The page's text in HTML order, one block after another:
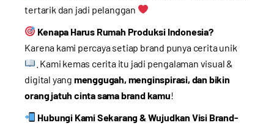
tertarik dan jadi pelanggan
Kenapa Harus Rumah Produksi Indonesia?
Karena kami percaya setiap brand punya cerita unik
. Kami kemas cerita itu jadi pengalaman visual &
digital yang menggugah, menginspirasi, dan bikin
orang jatuh cinta sama brand kamu!
Hubungi Kami Sekarang & Wujudkan Visi Brand-